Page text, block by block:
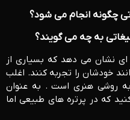
چگونه انجام می شود؟
به چه می گویند؟
ای نشان می دهد که بسیاری از
خودشان را تجربه کنند. اغلب
روشی هنری است . به عنوان
که در پرتره های طبیعی اما